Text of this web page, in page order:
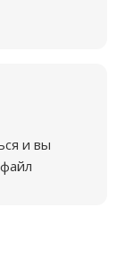
и вы